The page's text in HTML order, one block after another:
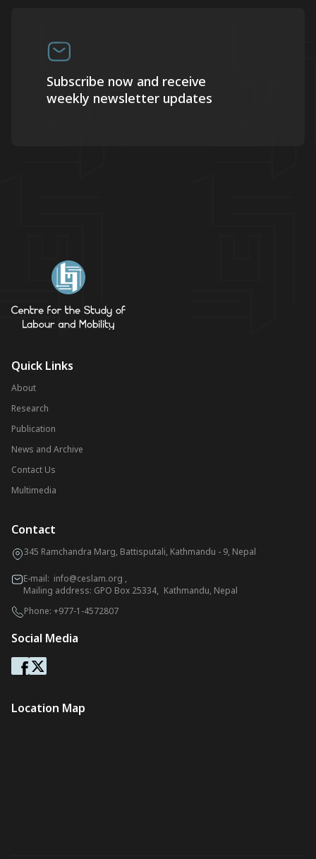
Subscribe now and receive
weekly newsletter updates
Quick Links
About
Research
Publication
News and Archive
Contact Us
Multimedia
Contact
345 Ramchandra Marg, Battisputali, Kathmandu - 9, Nepal
E-mail: info@ceslam.org ,
Mailing address: GPO Box 25334, Kathmandu, Nepal
Phone: +977-1-4572807
Social Media
Location Map